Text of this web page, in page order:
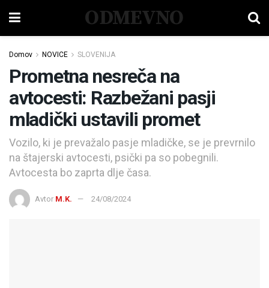
ODMEVNO
Domov NOVICE SLOVENIJA
Prometna nesreča na
avtocesti: Razbežani pasji
mladički ustavili promet
Vozilo, ki je prevažalo pasje mladičke, se je prevrnilo
na štajerski avtocesti, psički pa so pobegnili.
Avtocesta bo zaprta dlje časa.
Avtor M.K. 24/08/2024